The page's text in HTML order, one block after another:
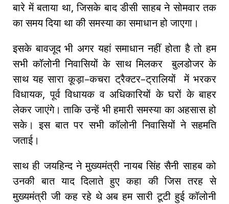
बारे में बताया था, जिसके बाद डीसी साहब ने सोमवार तक
का समय दिया था की समस्या का समाधान हो जाएगा।
इसके बावजूद भी अगर यहां समाधान नहीं होता है तो हम
सभी कॉलोनी निवासियों के साथ मिलकर बुलडोजर के
साथ यह सारा कूड़ा–कचरा ट्रैक्टर–ट्रालियों में भरकर
विधायक, पूर्व विधायक व अधिकारियों के घरों के बाहर
लेकर जाएंगे। ताकि उन्हें भी हमारी समस्या का अहसास हो
सके। इस बात पर सभी कॉलोनी निवासियों ने सहमति
जताई।
साथ ही जयहिन्द ने मुख्यमंत्री नायब सिंह सैनी साहब को
उनकी बात याद दिलाते हुए कहा की जिस तरह से
मुख्यमंत्री जी कह रहे थे अब हम सारी टूटी हुई कॉलोनी